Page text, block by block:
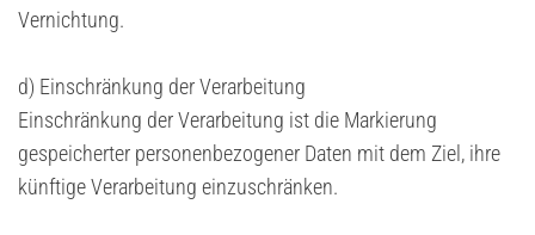
Vernichtung.
d) Einschränkung der Verarbeitung
Einschränkung der Verarbeitung ist die Markierung
gespeicherter personenbezogener Daten mit dem Ziel, ihre
künftige Verarbeitung einzuschränken.